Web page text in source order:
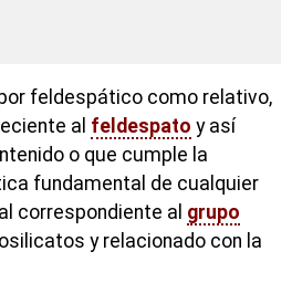
feldespático como relativo,
al feldespato y así
o que cumple la
fundamental de cualquier
correspondiente al grupo
y relacionado con la